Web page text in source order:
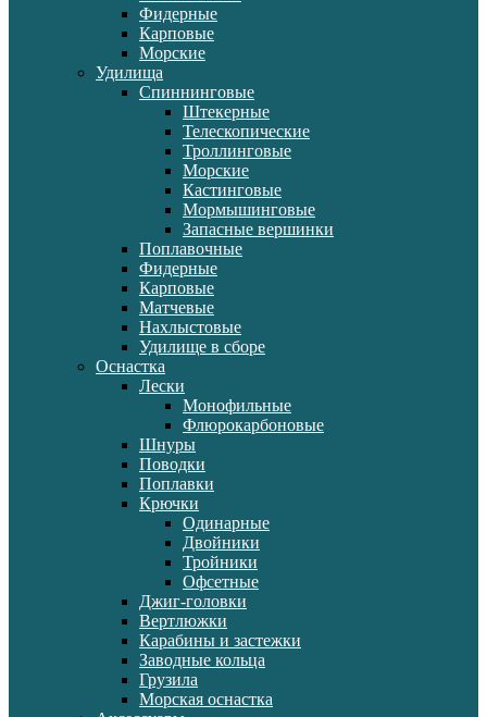
Фидерные
Карповые
Морские
Удилища
Спиннинговые
Штекерные
Телескопические
Троллинговые
Морские
Кастинговые
Мормышинговые
Запасные вершинки
Поплавочные
Фидерные
Карповые
Матчевые
Нахлыстовые
Удилище в сборе
Оснастка
Лески
Монофильные
Флюрокарбоновые
Шнуры
Поводки
Поплавки
Крючки
Одинарные
Двойники
Тройники
Офсетные
Джиг-головки
Вертлюжки
Карабины и застежки
Заводные кольца
Грузила
Морская оснастка